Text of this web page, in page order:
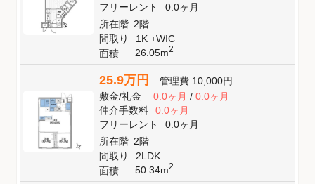
フリーレント
0.0ヶ月
所在階 2階
間取り
1K +WIC
面積
26.05m2
25.9万円 管理費 10,000円
敷金/礼金 0.0ヶ月/ 0.0ヶ月
仲介手数料
0.0ヶ月
フリーレント
0.0ヶ月
所在階 2階
間取り
2LDK
面積
50.34m2